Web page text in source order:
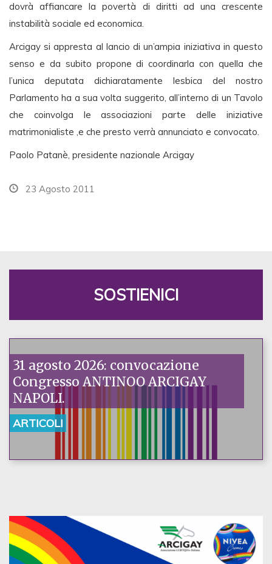
dovrà affiancare la povertà di diritti ad una crescente
instabilità sociale ed economica.
Arcigay si appresta al lancio di un’ampia iniziativa in questo
senso e da subito propone di coordinarla con quella che
l’unica deputata dichiaratamente lesbica del nostro
Parlamento ha a sua volta suggerito, all’interno di un Tavolo
che coinvolga le associazioni parte delle iniziative
matrimonialiste ,e che presto verrà annunciato e convocato.
Paolo Patanè, presidente nazionale Arcigay
23 Agosto 2011
SOSTIENICI
31 agosto 2026: convocazione
Congresso ANTINOO ARCIGAY
NAPOLI.
ARTICOLI